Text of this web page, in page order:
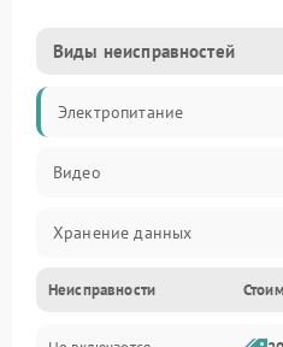
Виды неисправностей
Электропитание
Видео
Хранение данных
Неисправности